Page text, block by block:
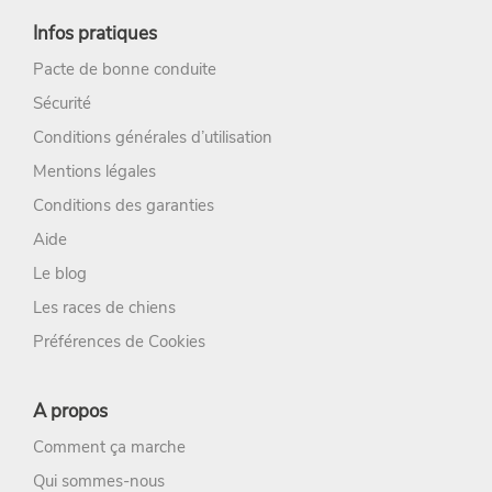
Infos pratiques
Pacte de bonne conduite
Sécurité
Conditions générales d’utilisation
Mentions légales
Conditions des garanties
Aide
Le blog
Les races de chiens
Préférences de Cookies
A propos
Comment ça marche
Qui sommes-nous